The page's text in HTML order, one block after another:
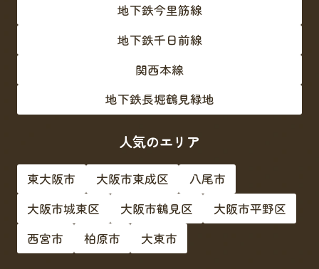
地下鉄今里筋線
地下鉄千日前線
関西本線
地下鉄長堀鶴見緑地
人気のエリア
東大阪市 大阪市東成区
八尾市
大阪市城東区
大阪市鶴見区
大阪市平野区
西宮市
柏原市 大東市